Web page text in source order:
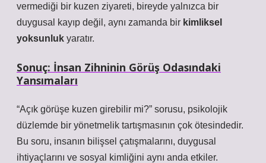
vermediği bir kuzen ziyareti, bireyde yalnızca bir
duygusal kayıp değil, aynı zamanda bir kimliksel
yoksunluk yaratır.
Sonuç: İnsan Zihninin Görüş Odasındaki
Yansımaları
“Açık görüşe kuzen girebilir mi?” sorusu, psikolojik
düzlemde bir yönetmelik tartışmasının çok ötesindedir.
Bu soru, insanın bilişsel çatışmalarını, duygusal
ihtiyaçlarını ve sosyal kimliğini aynı anda etkiler.